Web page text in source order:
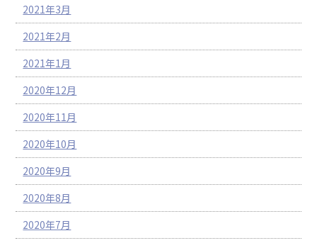
2021年3月
2021年2月
2021年1月
2020年12月
2020年11月
2020年10月
2020年9月
2020年8月
2020年7月